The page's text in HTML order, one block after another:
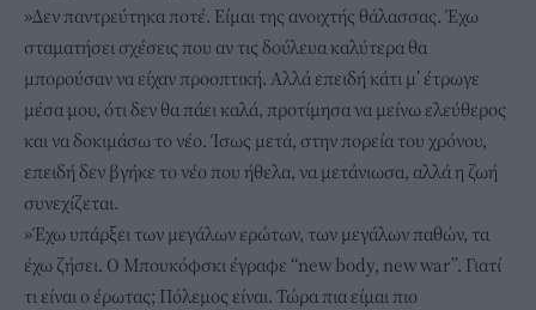
»Δεν παντρεύτηκα ποτέ. Είμαι της ανοιχτής θάλασσας. Έχω
σταματήσει σχέσεις που αν τις δούλευα καλύτερα θα
μπορούσαν να είχαν προοπτική. Αλλά επειδή κάτι μ’ έτρωγε
μέσα μου, ότι δεν θα πάει καλά, προτίμησα να μείνω ελεύθερος
και να δοκιμάσω το νέο. Ίσως μετά, στην πορεία του χρόνου,
επειδή δεν βγήκε το νέο που ήθελα, να μετάνιωσα, αλλά η ζωή
συνεχίζεται.
»Έχω υπάρξει των μεγάλων ερώτων, των μεγάλων παθών, τα
έχω ζήσει. Ο Μπουκόφσκι έγραφε “new body, new war”. Γιατί
τι είναι ο έρωτας; Πόλεμος είναι. Τώρα πια είμαι πιο